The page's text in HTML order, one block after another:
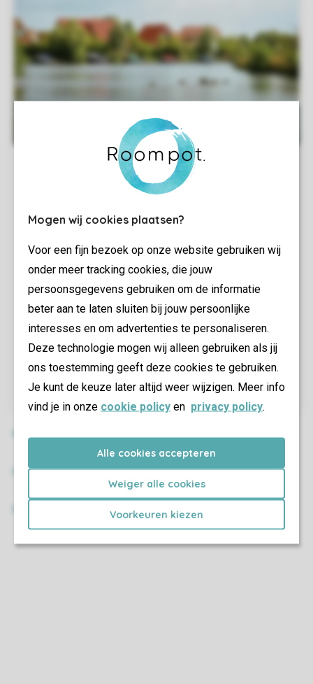
Mogen wij cookies plaatsen?
Voor een fijn bezoek op onze website gebruiken wij
onder meer tracking cookies, die jouw
persoonsgegevens gebruiken om de informatie
beter aan te laten sluiten bij jouw persoonlijke
interesses en om advertenties te personaliseren.
Deze technologie mogen wij alleen gebruiken als jij
ons toestemming geeft deze cookies te gebruiken.
Je kunt de keuze later altijd weer wijzigen. Meer info
vind je in onze cookie policy en privacy policy.
Alle cookies accepteren
Weiger alle cookies
Voorkeuren kiezen